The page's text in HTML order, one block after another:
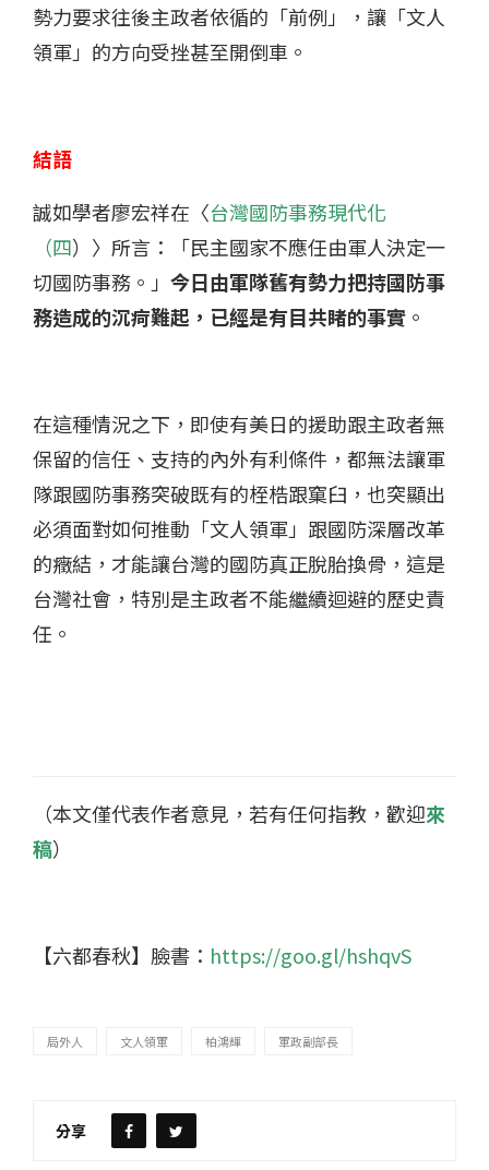
勢力要求往後主政者依循的「前例」，讓「文人
領軍」的方向受挫甚至開倒車。
結語
誠如學者廖宏祥在〈台灣國防事務現代化
（四）〉所言：「民主國家不應任由軍人決定一
切國防事務。」 今日由軍隊舊有勢力把持國防事
務造成的沉疴難起，已經是有目共睹的事實 。
在這種情況之下，即使有美日的援助跟主政者無
保留的信任、支持的內外有利條件，都無法讓軍
隊跟國防事務突破既有的桎梏跟窠臼，也突顯出
必須面對如何推動「文人領軍」跟國防深層改革
的癥結，才能讓台灣的國防真正脫胎換骨，這是
台灣社會，特別是主政者不能繼續迴避的歷史責
任。
（本文僅代表作者意見，若有任何指教，歡迎來
稿）
【六都春秋】臉書： https://goo.gl/hshqvS
局外人 文人領軍 柏鴻輝 軍政副部長
分享